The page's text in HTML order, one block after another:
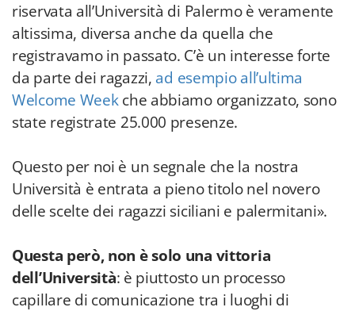
riservata all’Università di Palermo è veramente
altissima, diversa anche da quella che
registravamo in passato. C’è un interesse forte
da parte dei ragazzi, ad esempio all’ultima
Welcome Weekche abbiamo organizzato, sono
state registrate 25.000 presenze.
Questo per noi è un segnale che la nostra
Università è entrata a pieno titolo nel novero
delle scelte dei ragazzi siciliani e palermitani».
Questa però, non è solo una vittoria
dell’Università: è piuttosto un processo
capillare di comunicazione tra i luoghi di